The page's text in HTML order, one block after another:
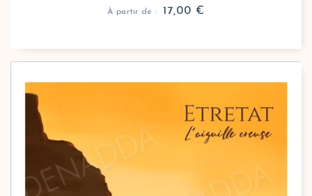
À partir de : 17,00 €